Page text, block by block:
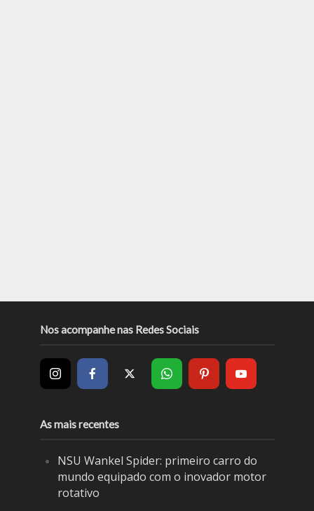
Nos acompanhe nas Redes Sociais
As mais recentes
NSU Wankel Spider: primeiro carro do
mundo equipado com o inovador motor
rotativo